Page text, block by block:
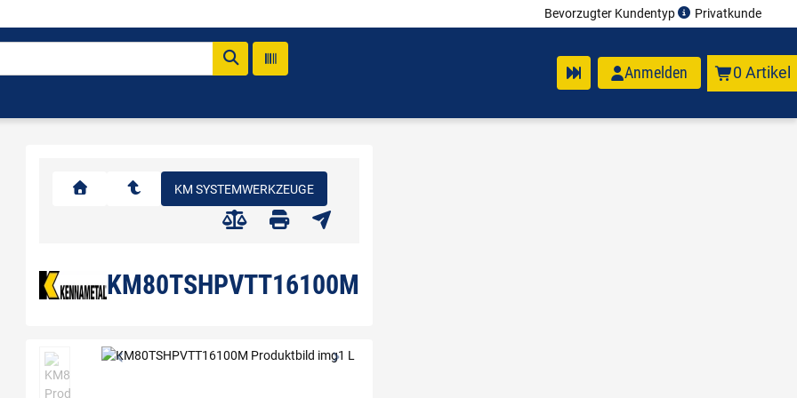
Bevorzugter Kundentyp Privatkunde
Anmelden 0 Artikel
KM SYSTEMWERKZEUGE
KM80TSHPVTT16100M